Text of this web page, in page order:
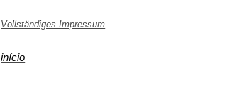
Vollständiges Impressum
início